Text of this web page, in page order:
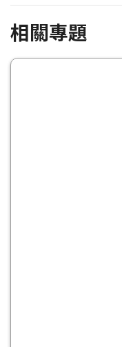
Facebook
Line TwitterSina
相關專題